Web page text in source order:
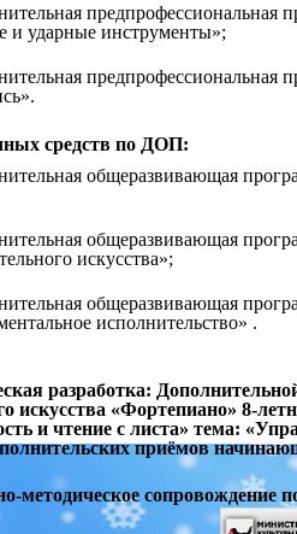
предпрофессиональная
и ударные инструменты»;
предпрофессиональная
средств по ДОП:
общеразвивающая
общеразвивающая
искусства»;
общеразвивающая
исполнительство» .
разработка:
искусства «Фортепиано» 8-
и чтение с листа» тема:
приёмов
методическое